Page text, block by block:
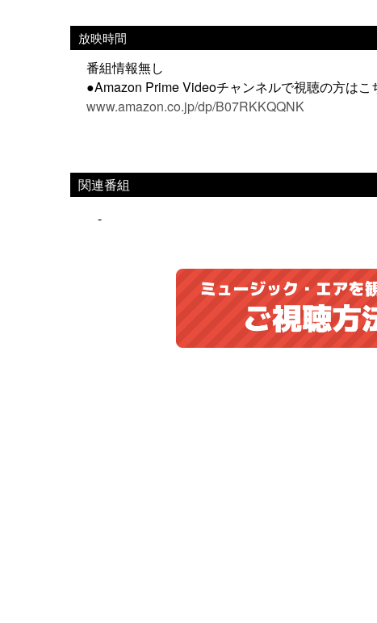
放映時間
番組情報無し
●Amazon Prime Videoチャンネルで視聴の方はこ
www.amazon.co.jp/dp/B07RKKQQNK
関連番組
-